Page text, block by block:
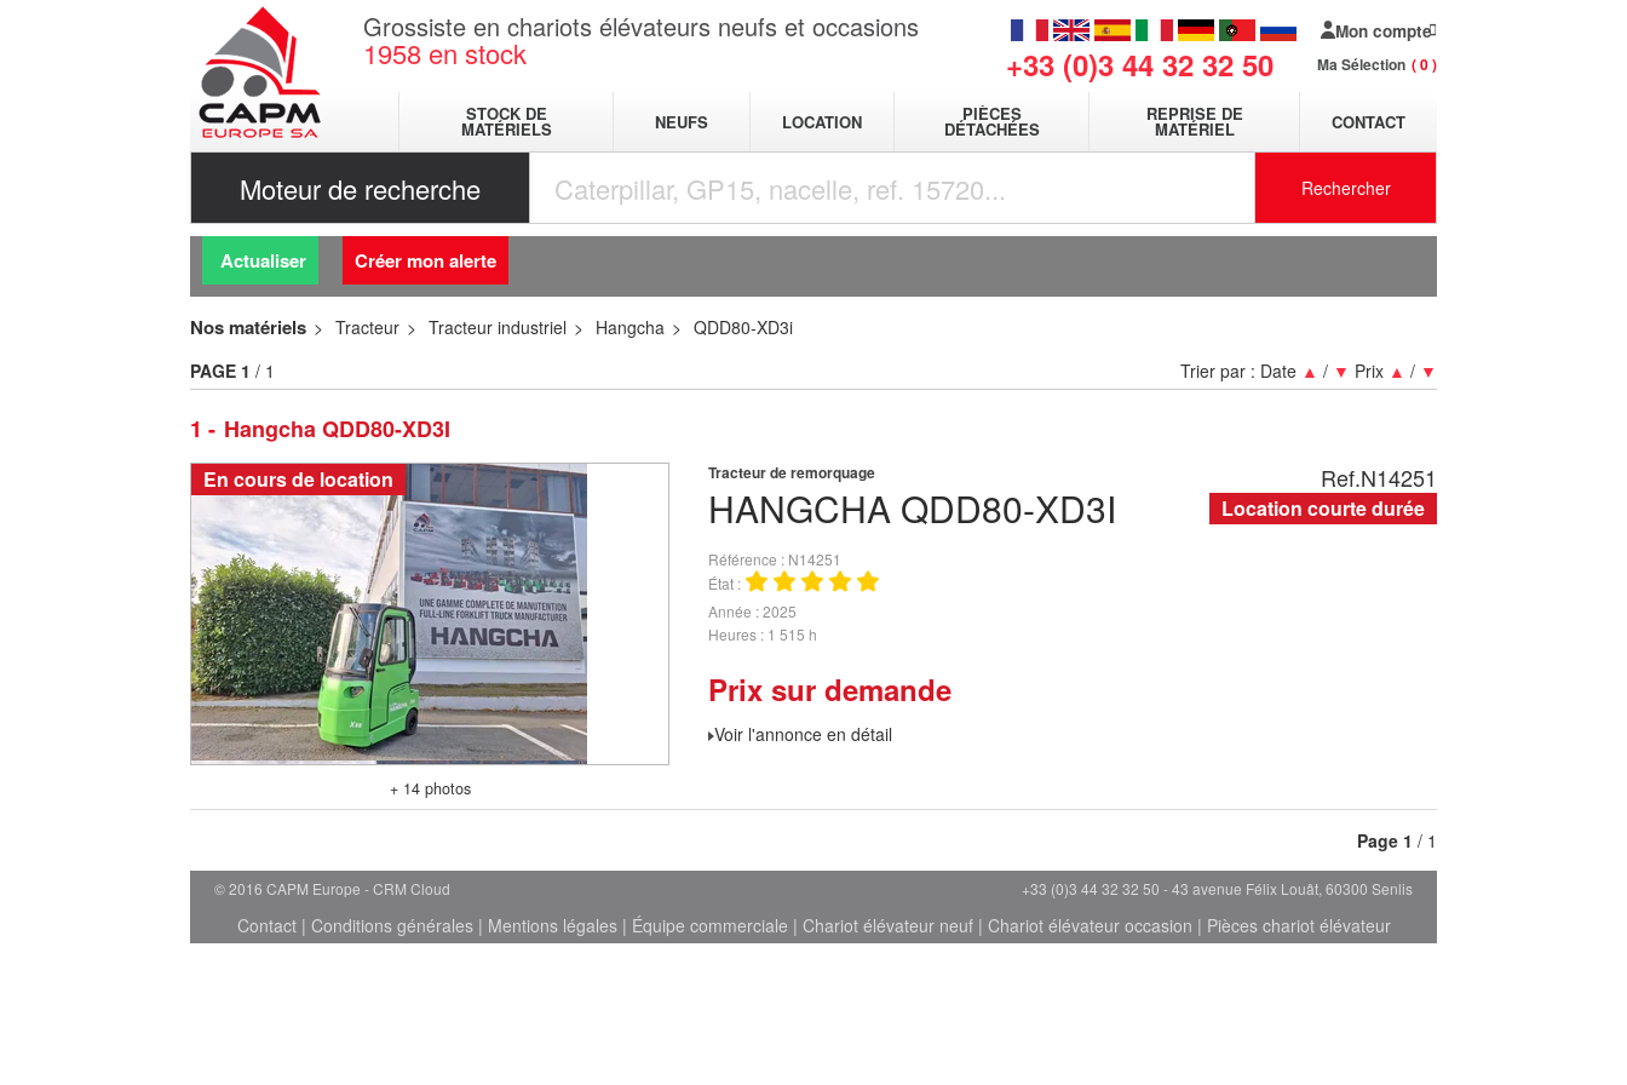
Grossiste en chariots élévateurs neufs et occasions
1958 en stock +33 (0)3 44 32 32 50
Mon compte
Ma Sélection 0
STOCK DE
MATÉRIELS NEUFS LOCATION PIÈCES
DÉTACHÉES
REPRISE DE
MATÉRIEL CONTACT
Moteur de recherche Rechercher
Actualiser Créer mon alerte
Nos matériels Tracteur Tracteur industriel Hangcha QDD80-XD3i
1 Hangcha QDD80-XD3I
Trier par : Date ▲ / ▼ Prix ▲ / ▼
PAGE 1 / 1
En cours de location
+ 14 photos
HANGCHA QDD80-XD3I
Tracteur de remorquage
Référence
N14251
État
Année 2025
Heures 1 515 h
Prix sur demande
Voir l'annonce en détail
Ref.N14251
Location courte durée
Page 1 / 1
© 2016 CAPM Europe CRM Cloud +33 (0)3 44 32 32 50 - 43 avenue Félix Louât, 60300 Senlis
Contact| Conditions générales| Mentions légales| Équipe commerciale | Chariot élévateur neuf| Chariot élévateur occasion | Pièces chariot élévateur